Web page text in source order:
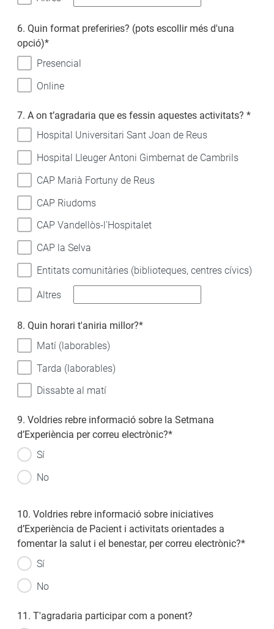
6. Quin format preferiries? (pots escollir més d'una
opció)*
Presencial
Online
7. A on t’agradaria que es fessin aquestes activitats?*
Hospital Universitari Sant Joan de Reus
Hospital Lleuger Antoni Gimbernat de Cambrils
CAP Marià Fortuny de Reus
CAP Riudoms
CAP Vandellòs-l'Hospitalet
CAP la Selva
Entitats comunitàries (biblioteques, centres cívics)
Altres
8. Quin horari t'aniria millor?*
Matí (laborables)
Tarda (laborables)
Dissabte al matí
9. Voldries rebre informació sobre la Setmana
d’Experiència per correu electrònic?*
Sí
No
10. Voldries rebre informació sobre iniciatives
d’Experiència de Pacient i activitats orientades a
fomentar la salut i el benestar, per correu electrònic?*
Sí
No
11. T'agradaria participar com a ponent?